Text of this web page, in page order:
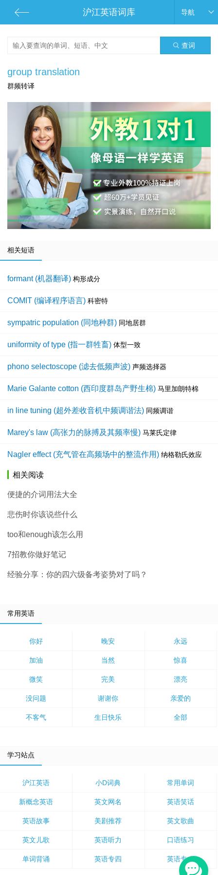
沪江英语词库 导航
查词
group translation
群频转译
相关短语
formant (机器翻译) 构形成分
COMIT (编译程序语言) 科密特
sympatric population (同地种群) 同地居群
uniformity of type (指一群牲畜) 体型一致
phono selectoscope (滤去低频声波) 声频选择器
Marie Galante cotton (西印度群岛产野生棉) 马里加朗特棉
in line tuning (超外差收音机中频调谐法) 同频调谐
Marey's law (高张力的脉搏及其频率慢) 马莱氏定律
Nagler effect (充气管在高频场中的整流作用) 纳格勒氏效应
相关阅读
便捷的介词用法大全
悲伤时你该说些什么
too和enough该怎么用
7招教你做好笔记
经验分享：你的四六级备考姿势对了吗？
常用英语
你好 晚安 永远
加油 当然 惊喜
微笑 完美 漂亮
没问题 谢谢你 亲爱的
不客气 生日快乐 全部
学习站点
沪江英语 小D词典 常用单词
新概念英语 英文网名 英语笑话
英语故事 美剧推荐 英文歌曲
英文儿歌 英语听力 口语练习
单词背诵 英语专四 英语专八